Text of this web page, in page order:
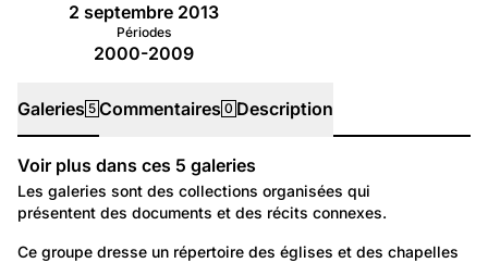
2 septembre 2013
Périodes
2000-2009
Galeries 5 Commentaires 0 Description
Galeries
Voir plus dans ces 5 galeries
Les galeries sont des collections organisées qui
présentent des documents et des récits connexes.
Temps libre et culture: Tradition et religion
Ce groupe dresse un répertoire des églises et des chapelles